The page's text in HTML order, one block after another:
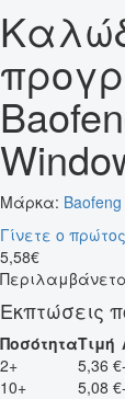
Μάρκα: Baofeng
Γίνετε ο
5,58€
Εκπτώσεις
ΠοσότηταΤιμή
2+
5,36 €
10+
5,08 €